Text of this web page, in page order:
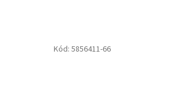
Kód: 5856411-66